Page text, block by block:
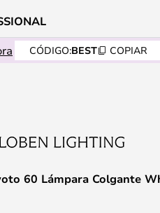
CÓDIGO:BEST COPIAR
60 Lámpara Colgante